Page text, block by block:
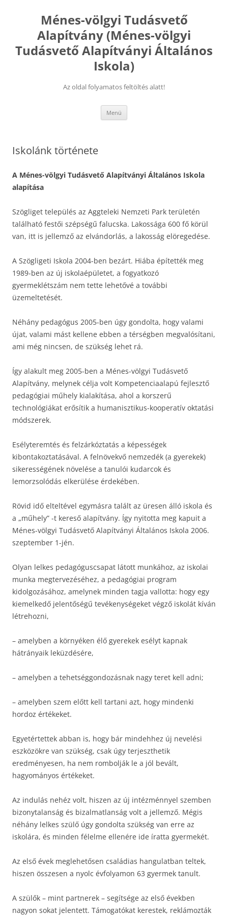
tartalombaMénes-völgyi Tudásvető
Alapítvány (Ménes-völgyi
Tudásvető Alapítványi Általános
Iskola)
Az oldal folyamatos feltöltés alatt!
Menü
Iskolánk története
A Ménes-völgyi Tudásvető Alapítványi Általános Iskola
alapítása
Szögliget település az Aggteleki Nemzeti Park területén
található festői szépségű falucska. Lakossága 600 fő körül
van, itt is jellemző az elvándorlás, a lakosság elöregedése.
A Szögligeti Iskola 2004-ben bezárt. Hiába építették meg
1989-ben az új iskolaépületet, a fogyatkozó
gyermeklétszám nem tette lehetővé a további
üzemeltetését.
Néhány pedagógus 2005-ben úgy gondolta, hogy valami
újat, valami mást kellene ebben a térségben megvalósítani,
ami még nincsen, de szükség lehet rá.
Így alakult meg 2005-ben a Ménes-völgyi Tudásvető
Alapítvány, melynek célja volt Kompetenciaalapú fejlesztő
pedagógiai műhely kialakítása, ahol a korszerű
technológiákat erősítik a humanisztikus-kooperatív oktatási
módszerek.
Esélyteremtés és felzárkóztatás a képességek
kibontakoztatásával. A felnövekvő nemzedék (a gyerekek)
sikerességének növelése a tanulói kudarcok és
lemorzsolódás elkerülése érdekében.
Rövid idő elteltével egymásra talált az üresen álló iskola és
a „műhely” -t kereső alapítvány. Így nyitotta meg kapuit a
Ménes-völgyi Tudásvető Alapítványi Általános Iskola 2006.
szeptember 1-jén.
Olyan lelkes pedagóguscsapat látott munkához, az iskolai
munka megtervezéséhez, a pedagógiai program
kidolgozásához, amelynek minden tagja vallotta: hogy egy
kiemelkedő jelentőségű tevékenységeket végző iskolát kíván
létrehozni,
– amelyben a környéken élő gyerekek esélyt kapnak
hátrányaik leküzdésére,
– amelyben a tehetséggondozásnak nagy teret kell adni;
– amelyben szem előtt kell tartani azt, hogy mindenki
hordoz értékeket.
Egyetértettek abban is, hogy bár mindehhez új nevelési
eszközökre van szükség, csak úgy terjeszthetik
eredményesen, ha nem rombolják le a jól bevált,
hagyományos értékeket.
Az indulás nehéz volt, hiszen az új intézménnyel szemben
bizonytalanság és bizalmatlanság volt a jellemző. Mégis
néhány lelkes szülő úgy gondolta szükség van erre az
iskolára, és minden félelme ellenére ide íratta gyermekét.
Az első évek meglehetősen családias hangulatban teltek,
hiszen összesen a nyolc évfolyamon 63 gyermek tanult.
A szülők – mint partnerek – segítsége az első években
nagyon sokat jelentett. Támogatókat kerestek, reklámozták